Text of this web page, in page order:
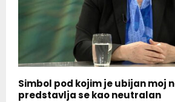
Simbol pod kojim je ubijan moj
predstavlja se kao neutralan